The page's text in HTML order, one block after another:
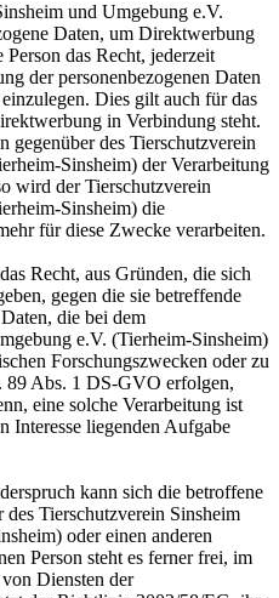
und Umgebung e.V.
Daten, um Direktwerbung
das Recht, jederzeit
der personenbezogenen Daten
Dies gilt auch für das
in Verbindung steht.
gegenüber des Tierschutzverein
Sinsheim) der Verarbeitung
wird der Tierschutzverein
Sinsheim) die
für diese Zwecke verarbeiten.
Recht, aus Gründen, die sich
gegen die sie betreffende
die bei dem
e.V. (Tierheim-Sinsheim)
Forschungszwecken oder zu
89 Abs. 1 DS-GVO erfolgen,
eine solche Verarbeitung ist
Interesse liegenden Aufgabe
kann sich die betroffene
Tierschutzverein Sinsheim
oder einen anderen
Person steht es ferner frei, im
Diensten der